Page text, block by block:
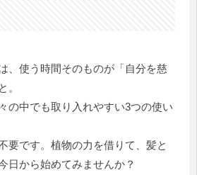
、使う時間そのものが「自分を慈
。
の中でも取り入れやすい3つの使い
要です。植物の力を借りて、髪と
日から始めてみませんか？